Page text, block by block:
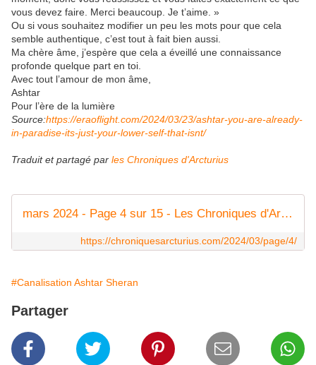
vous devez faire. Merci beaucoup. Je t’aime. »
Ou si vous souhaitez modifier un peu les mots pour que cela
semble authentique, c’est tout à fait bien aussi.
Ma chère âme, j’espère que cela a éveillé une connaissance
profonde quelque part en toi.
Avec tout l’amour de mon âme,
Ashtar
Pour l’ère de la lumière
Source:https://eraoflight.com/2024/03/23/ashtar-you-are-already-
in-paradise-its-just-your-lower-self-that-isnt/
Traduit et partagé par les Chroniques d'Arcturius
mars 2024 - Page 4 sur 15 - Les Chroniques d'Arcturius
https://chroniquesarcturius.com/2024/03/page/4/
#Canalisation Ashtar Sheran
Partager